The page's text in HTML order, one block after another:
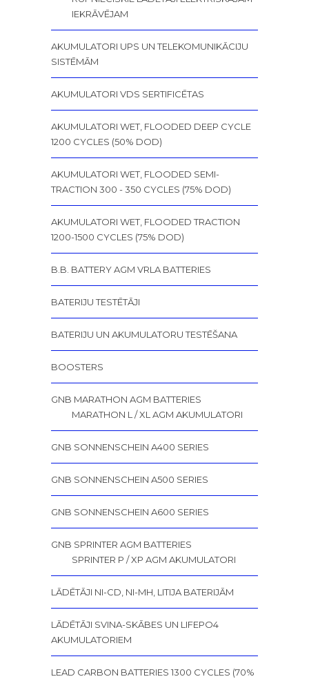
IEKRĀVĒJAM
AKUMULATORI UPS UN TELEKOMUNIKĀCIJU
SISTĒMĀM
AKUMULATORI VDS SERTIFICĒTAS
AKUMULATORI WET, FLOODED DEEP CYCLE
1200 CYCLES (50% DOD)
AKUMULATORI WET, FLOODED SEMI-
TRACTION 300 - 350 CYCLES (75% DOD)
AKUMULATORI WET, FLOODED TRACTION
1200-1500 CYCLES (75% DOD)
B.B. BATTERY AGM VRLA BATTERIES
BATERIJU TESTĒTĀJI
BATERIJU UN AKUMULATORU TESTĒŠANA
BOOSTERS
GNB MARATHON AGM BATTERIES
MARATHON L / XL AGM AKUMULATORI
GNB SONNENSCHEIN A400 SERIES
GNB SONNENSCHEIN A500 SERIES
GNB SONNENSCHEIN A600 SERIES
GNB SPRINTER AGM BATTERIES
SPRINTER P / XP AGM AKUMULATORI
LĀDĒTĀJI NI-CD, NI-MH, LITIJA BATERIJĀM
LĀDĒTĀJI SVINA-SKĀBES UN LIFEPO4
AKUMULATORIEM
LEAD CARBON BATTERIES 1300 CYCLES (70%